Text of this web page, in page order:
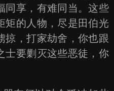
同享，有难同当。这些
矩的人物，尽是田伯光
掠，打家劫舍，你也跟
士要剿灭这些恶徒，你